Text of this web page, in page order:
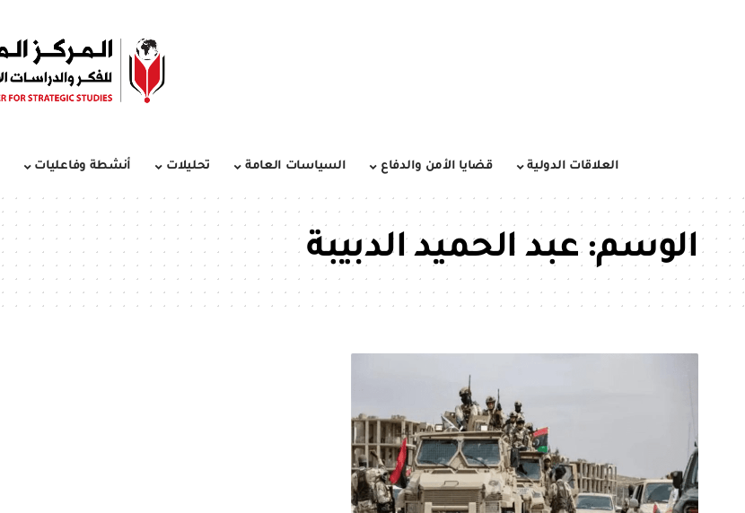
العلاقات الدولية قضايا الأمن والدفاع السياسات العامة تحليلات أنشطة وفاعليات
الوسم:عبد الحميد الدبيبة